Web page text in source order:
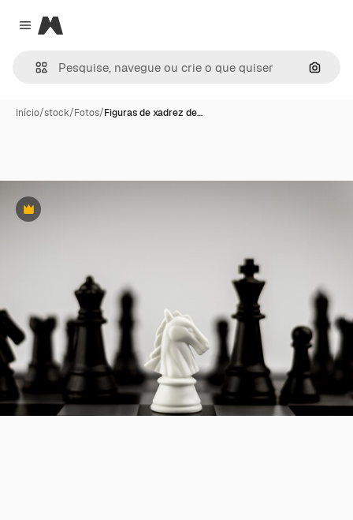
Close menu
Magnific
Início/stock/Fotos/Figuras de xadrez de…
Premium